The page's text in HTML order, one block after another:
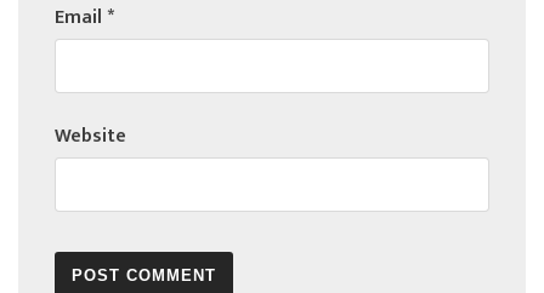
Email*
Website